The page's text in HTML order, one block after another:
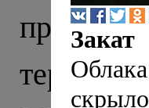
Закат